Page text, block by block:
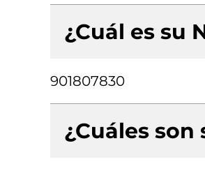
¿Cuál es su
901807830
¿Cuáles